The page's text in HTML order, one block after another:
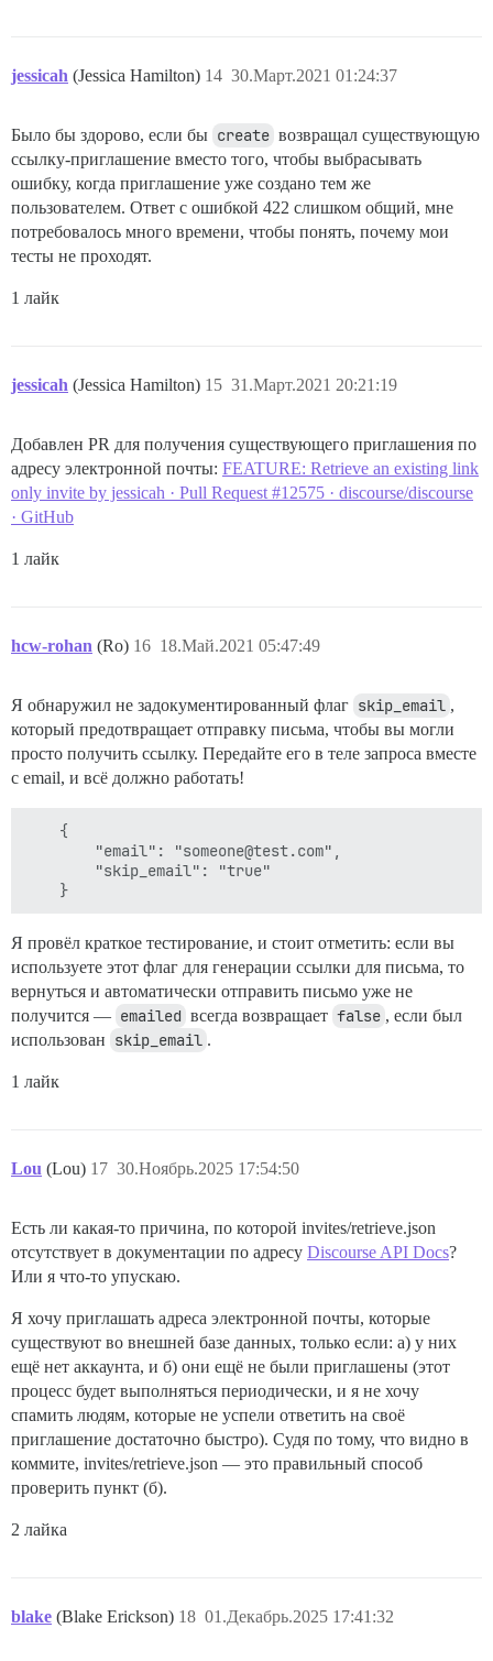
jessicah (Jessica Hamilton) 30.Март.2021 01:24:37
14
Было бы здорово, если бы create возвращал существующую
ссылку-приглашение вместо того, чтобы выбрасывать
ошибку, когда приглашение уже создано тем же
пользователем. Ответ с ошибкой 422 слишком общий, мне
потребовалось много времени, чтобы понять, почему мои
тесты не проходят.
1 лайк
jessicah (Jessica Hamilton) 31.Март.2021 20:21:19
15
Добавлен PR для получения существующего приглашения по
адресу электронной почты: FEATURE: Retrieve an existing link
only invite by jessicah · Pull Request #12575 · discourse/discourse
· GitHub
1 лайк
hcw-rohan (Ro) 18.Май.2021 05:47:49
16
Я обнаружил не задокументированный флаг skip_email ,
который предотвращает отправку письма, чтобы вы могли
просто получить ссылку. Передайте его в теле запроса вместе
с email, и всё должно работать!
    {
        "email": "someone@test.com",
        "skip_email": "true"
Я провёл краткое тестирование, и стоит отметить: если вы
используете этот флаг для генерации ссылки для письма, то
вернуться и автоматически отправить письмо уже не
получится — emailed всегда возвращает false , если был
использован skip_email .
1 лайк
Lou (Lou) 30.Ноябрь.2025 17:54:50
17
Есть ли какая-то причина, по которой invites/retrieve.json
отсутствует в документации по адресу Discourse API Docs?
Или я что-то упускаю.
Я хочу приглашать адреса электронной почты, которые
существуют во внешней базе данных, только если: а) у них
ещё нет аккаунта, и б) они ещё не были приглашены (этот
процесс будет выполняться периодически, и я не хочу
спамить людям, которые не успели ответить на своё
приглашение достаточно быстро). Судя по тому, что видно в
коммите, invites/retrieve.json — это правильный способ
проверить пункт (б).
2 лайка
blake (Blake Erickson) 01.Декабрь.2025 17:41:32
18